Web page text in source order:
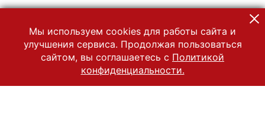
Мы используем cookies для работы сайта и
улучшения сервиса. Продолжая пользоваться
сайтом, вы соглашаетесь с Политикой
конфиденциальности.